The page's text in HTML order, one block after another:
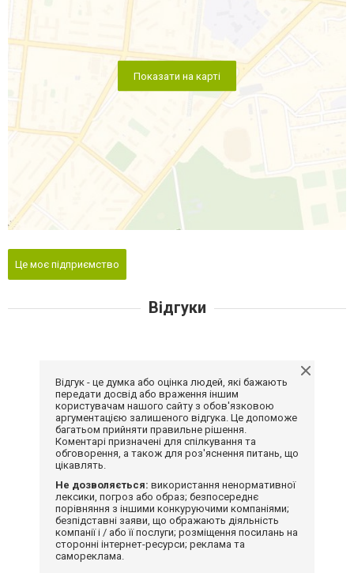
Показати на карті
Це моє підприємство
Відгуки
Відгук - це думка або оцінка людей, які бажають
передати досвід або враження іншим
користувачам нашого сайту з обов'язковою
аргументацією залишеного відгука. Це допоможе
багатьом прийняти правильне рішення.
Коментарі призначені для спілкування та
обговорення, а також для роз'яснення питань, що
цікавлять.
Не дозволяється: використання ненормативної
лексики, погроз або образ; безпосереднє
порівняння з іншими конкуруючими компаніями;
безпідставні заяви, що ображають діяльність
компанії і / або її послуги; розміщення посилань на
сторонні інтернет-ресурси; реклама та
самореклама.